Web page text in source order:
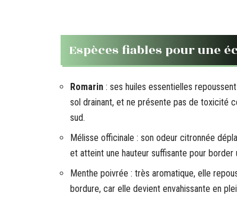
Espèces fiables pour une
Romarin : ses huiles essentielles
sol drainant, et ne présente pas de toxicité
sud.
Mélisse officinale : son odeur citronnée
et atteint une hauteur suffisante pour
Menthe poivrée : très aromatique, elle
bordure, car elle devient envahissante en